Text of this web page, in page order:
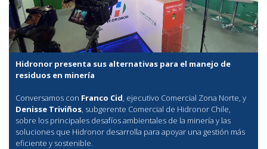
Hidronor presenta sus alternativas para el manejo de
residuos en minería
Conversamos con Franco Cid, ejecutivo Comercial Zona Norte, y
Denisse Triviños, subgerente Comercial de Hidronor Chile,
sobre los principales desafíos ambientales de la minería y las
soluciones que Hidronor desarrolla para apoyar una gestión más
eficiente y sostenible.